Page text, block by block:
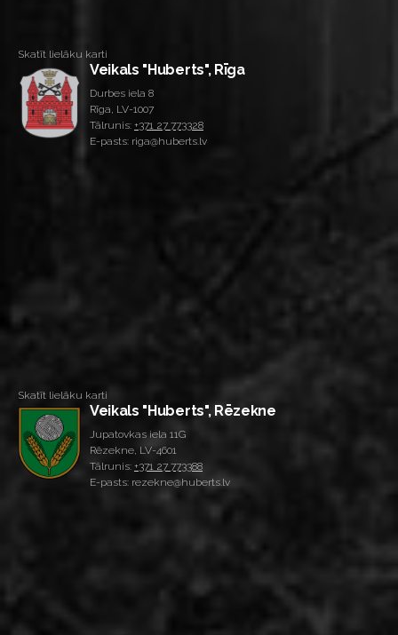
Skatīt lielāku karti
Veikals "Huberts", Rīga
Durbes iela 8
Rīga, LV-1007
Tālrunis: +371 27 773328
E-pasts: riga@huberts.lv
Skatīt lielāku karti
Veikals "Huberts", Rēzekne
Jupatovkas iela 11G
Rēzekne, LV-4601
Tālrunis: +371 27 773388
E-pasts: rezekne@huberts.lv